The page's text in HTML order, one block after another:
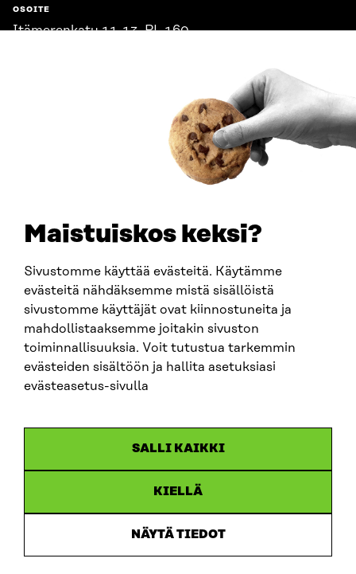
Maistuiskos keksi?
Sivustomme käyttää evästeitä. Käytämme
evästeitä nähdäksemme mistä sisällöistä
sivustomme käyttäjät ovat kiinnostuneita ja
mahdollistaaksemme joitakin sivuston
toiminnallisuuksia. Voit tutustua tarkemmin
evästeiden sisältöön ja hallita asetuksiasi
evästeasetus-sivulla
SALLI KAIKKI
KIELLÄ
NÄYTÄ TIEDOT
OSOITE
Itämerenkatu 11-13, PL 160,
SITRA SOSIAALISESSA MEDIASSA
LinkedIn
Instagram
YouTube
Saavutettavuusseloste
Asiakirjajulkisuus